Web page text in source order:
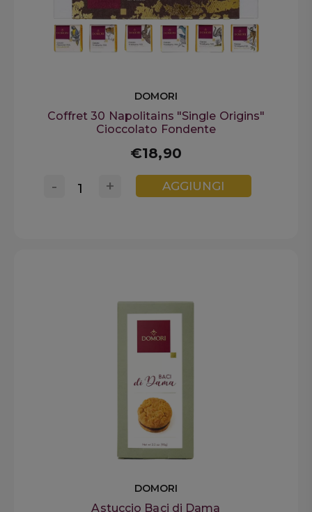
DOMORI
Coffret 30 Napolitains "Single Origins"
Cioccolato Fondente
€18,90
+
- AGGIUNGI
DOMORI
Astuccio Baci di Dama